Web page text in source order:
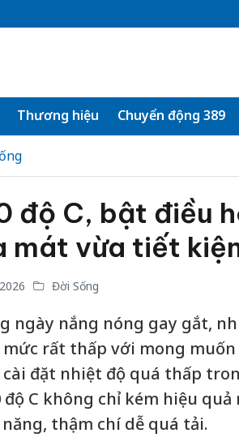
Thương hiệu Chuyển động 389
độ C, bật điều
mát vừa tiết
Đời Sống
ngày nắng nóng gay gắt,
mức rất thấp với mong
cài đặt nhiệt độ quá thấp
C không chỉ kém hiệu
thậm chí dễ quá tải.